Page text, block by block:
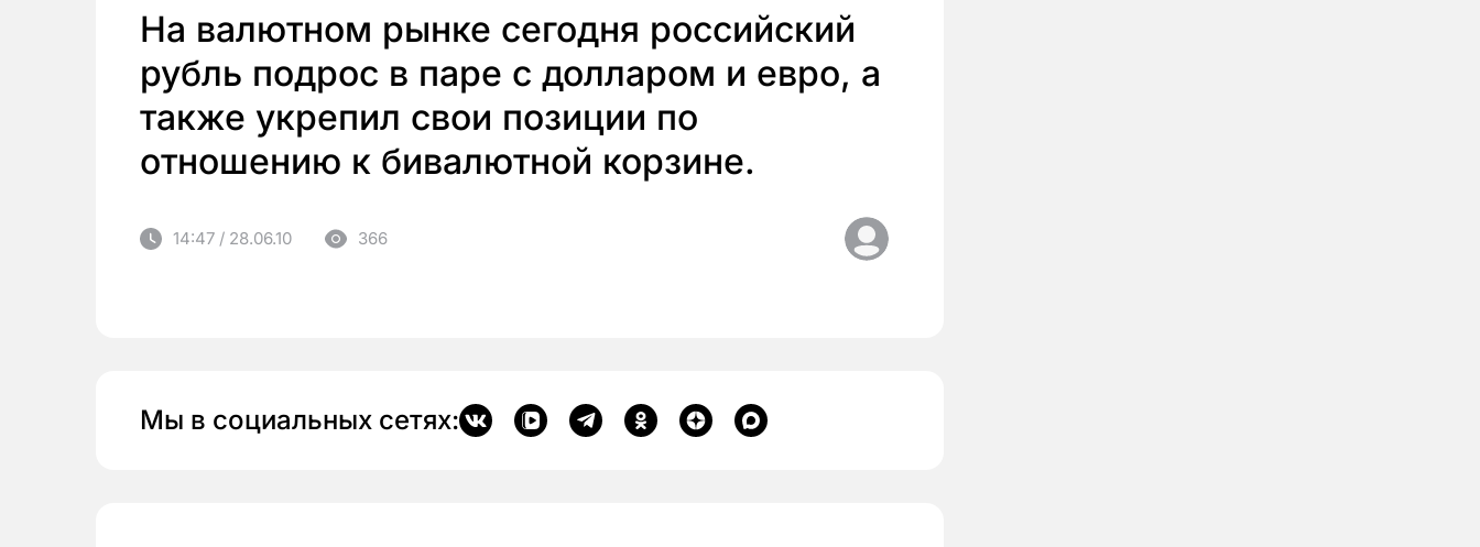
На валютном рынке сегодня российский
рубль подрос в паре с долларом и евро, а
также укрепил свои позиции по
отношению к бивалютной корзине.
14:47 / 28.06.10 366
Мы в социальных сетях: